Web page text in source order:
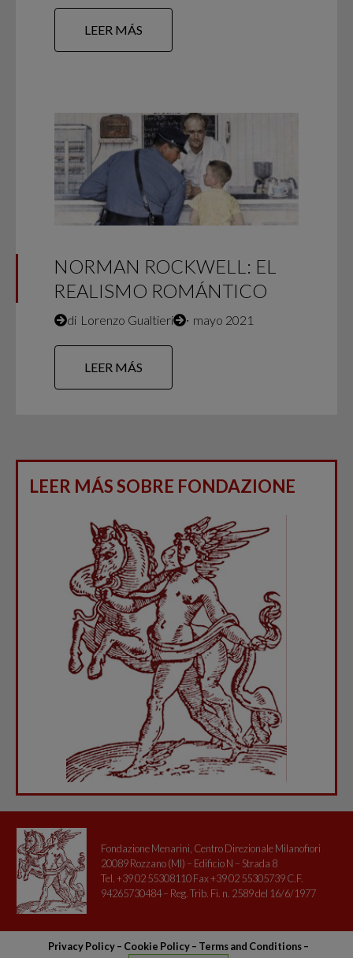
LEER MÁS
NORMAN ROCKWELL: EL
REALISMO ROMÁNTICO
di Lorenzo Gualtieri ∙ mayo 2021
LEER MÁS
LEER MÁS SOBRE FONDAZIONE
Fondazione Menarini, Centro Direzionale Milanofiori
20089 Rozzano (MI) – Edificio N – Strada 8
Tel. +39 02 55308110 Fax +39 02 55305739 C.F.
94265730484 – Reg. Trib. Fi. n. 2589 del 16/6/1977
Privacy Policy– Cookie Policy – Terms and Conditions–